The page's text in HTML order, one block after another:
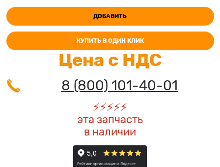
ДОБАВИТЬ
КУПИТЬ В ОДИН КЛИК
Цена с НДС
8 (800) 101-40-01
⚡️⚡️⚡️⚡️⚡️
эта запчасть
в наличии